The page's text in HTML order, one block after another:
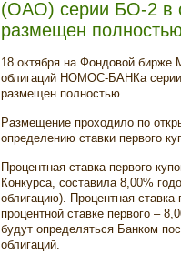
(ОАО) серии БО-2 в
размещен
18 октября на Фондовой
облигаций НОМОС-БАНКа
размещен полностью.
Размещение проходило по
определению ставки первого
Процентная ставка первого
Конкурса, составила 8,00%
облигацию). Процентная
процентной ставке первого –
будут определяться Банком
облигаций.